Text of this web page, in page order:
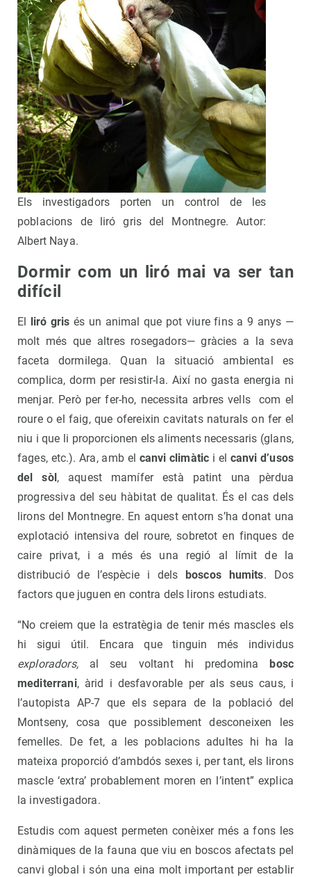
Els investigadors porten un control de les
poblacions de liró gris del Montnegre. Autor:
Albert Naya.
Dormir com un liró mai va ser tan
difícil
El liró gris és un animal que pot viure fins a 9 anys —
molt més que altres rosegadors— gràcies a la seva
faceta dormilega. Quan la situació ambiental es
complica, dorm per resistir-la. Així no gasta energia ni
menjar. Però per fer-ho, necessita arbres vells com el
roure o el faig, que ofereixin cavitats naturals on fer el
niu i que li proporcionen els aliments necessaris (glans,
fages, etc.). Ara, amb el canvi climàtic i el canvi d’usos
del sòl, aquest mamífer està patint una pèrdua
progressiva del seu hàbitat de qualitat. És el cas dels
lirons del Montnegre. En aquest entorn s’ha donat una
explotació intensiva del roure, sobretot en finques de
caire privat, i a més és una regió al límit de la
distribució de l’espècie i dels boscos humits. Dos
factors que juguen en contra dels lirons estudiats.
“No creiem que la estratègia de tenir més mascles els
hi sigui útil. Encara que tinguin més individus
exploradors, al seu voltant hi predominabosc
mediterrani, àrid i desfavorable per als seus caus, i
l’autopista AP-7 que els separa de la població del
Montseny, cosa que possiblement desconeixen les
femelles. De fet, a les poblacions adultes hi ha la
mateixa proporció d’ambdós sexes i, per tant, els lirons
mascle ‘extra’ probablement moren en l’intent” explica
la investigadora.
Estudis com aquest permeten conèixer més a fons les
dinàmiques de la fauna que viu en boscos afectats pel
canvi global i són una eina molt important per establir